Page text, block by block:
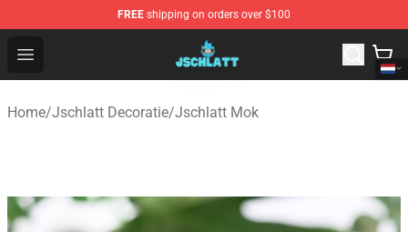
FREE shipping on orders over $100
Open menu
Jschlatt Store - Official Jschlatt Merchandise Shop
Home/Jschlatt Decoratie/Jschlatt Mok